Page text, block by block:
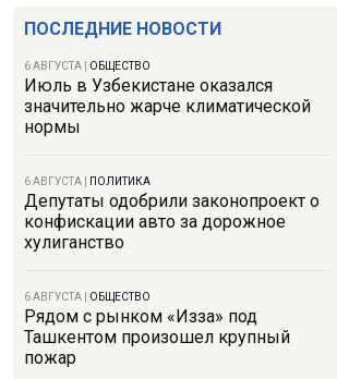
ПОСЛЕДНИЕ НОВОСТИ
6 АВГУСТА ОБЩЕСТВО
Июль в Узбекистане оказался
значительно жарче климатической
нормы
6 АВГУСТА ПОЛИТИКА
Депутаты одобрили законопроект о
конфискации авто за дорожное
хулиганство
6 АВГУСТА ОБЩЕСТВО
Рядом с рынком «Изза» под
Ташкентом произошел крупный
пожар